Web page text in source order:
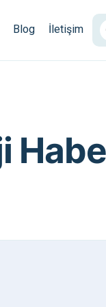
Blog İletişim